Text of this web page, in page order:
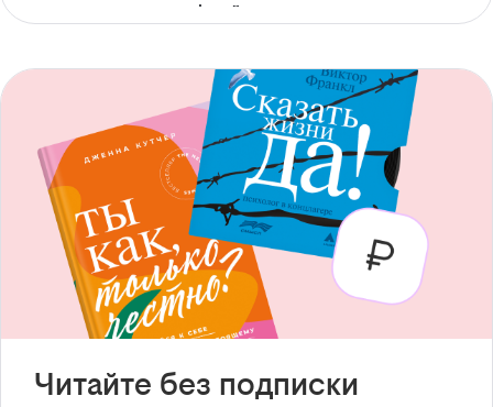
с доступом офлайн
Читайте без подписки